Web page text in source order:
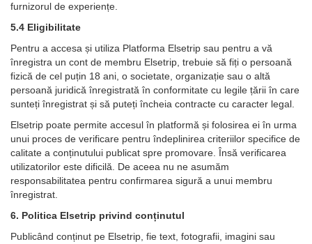
furnizorul de experiențe.
5.4 Eligibilitate
Pentru a accesa și utiliza Platforma Elsetrip sau pentru a vă
înregistra un cont de membru Elsetrip, trebuie să fiți o persoană
fizică de cel puțin 18 ani, o societate, organizație sau o altă
persoană juridică înregistrată în conformitate cu legile țării în care
sunteți înregistrat și să puteți încheia contracte cu caracter legal.
Elsetrip poate permite accesul în platformă și folosirea ei în urma
unui proces de verificare pentru îndeplinirea criteriilor specifice de
calitate a conținutului publicat spre promovare. Însă verificarea
utilizatorilor este dificilă. De aceea nu ne asumăm
responsabilitatea pentru confirmarea sigură a unui membru
înregistrat.
6. Politica Elsetrip privind conținutul
Publicând conținut pe Elsetrip, fie text, fotografii, imagini sau